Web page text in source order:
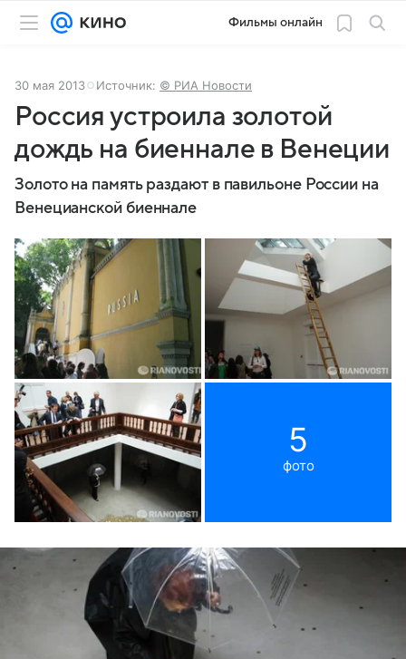
Фильмы онлайн
30 мая 2013 Источник: © РИА Новости
Россия устроила золотой
дождь на биеннале в Венеции
Золото на память раздают в павильоне России на
Венецианской биеннале
5
фото